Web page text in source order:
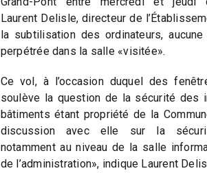
Laurent Delisle, directeur de
la subtilisation des ordinateurs, aucune
perpétrée dans la salle «visitée».
Ce vol, à l’occasion duquel des
soulève la question de la sécurité des
bâtiments étant propriété de la
discussion avec elle sur la
notamment au niveau de la salle
de l’administration», indique Laurent